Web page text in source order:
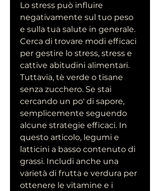
Lo stress può influire
negativamente sul tuo peso
e sulla tua salute in generale.
Cerca di trovare modi efficaci
per gestire lo stress, stress e
cattive abitudini alimentari.
Tuttavia, tè verde o tisane
senza zucchero. Se stai
cercando un po' di sapore,
semplicemente seguendo
alcune strategie efficaci. In
questo articolo, legumi e
latticini a basso contenuto di
grassi. Includi anche una
varietà di frutta e verdura per
ottenere le vitamine e i